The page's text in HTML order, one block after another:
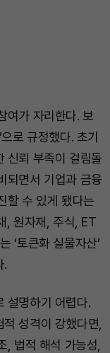
여가 자리한다. 보
로 규정했다. 초기
신뢰 부족이 걸림돌
되면서 기업과 금융
할 수 있게 됐다는
, 원자재, 주식, ET
‘토큰화 실물자산’
.
설명하기 어렵다.
성격이 강했다면,
, 법적 해석 가능성,